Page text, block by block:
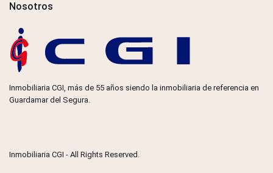
Nosotros
Inmobiliaria CGI, más de 55 años siendo la inmobiliaria de referencia en
Guardamar del Segura.
Inmobiliaria CGI - All Rights Reserved.